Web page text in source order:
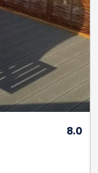
8.0